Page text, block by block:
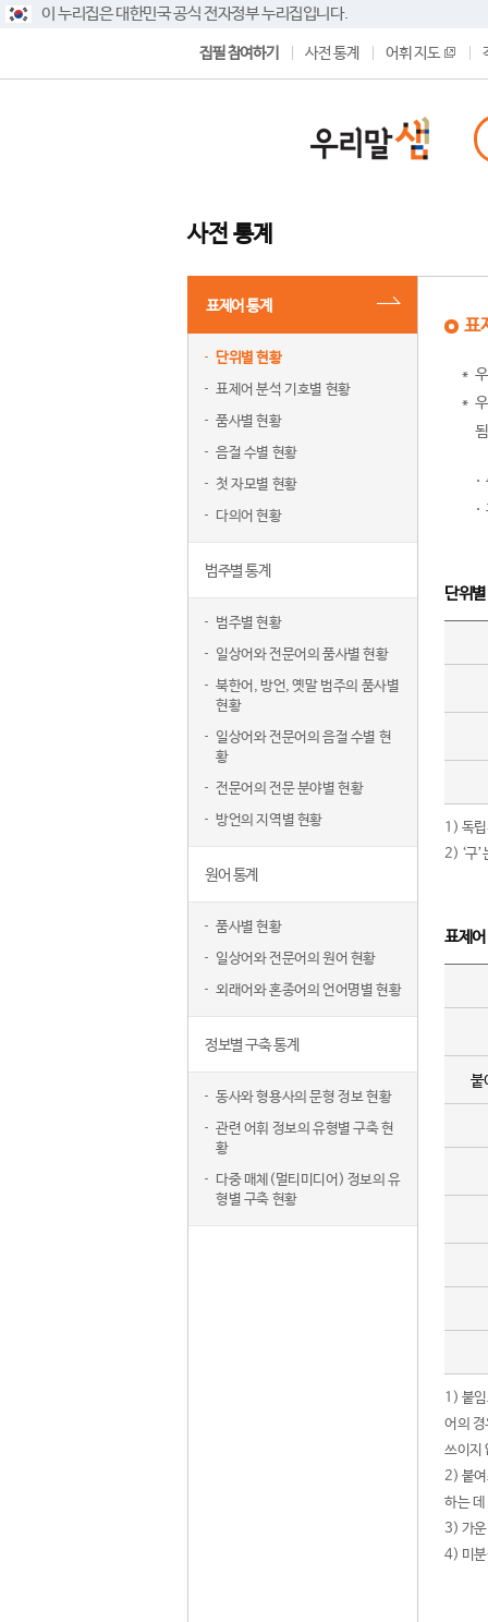
이 누리집은 대한민국 공식 전자정부 누리집입니다.
집필 참여하기 사전 통계 어휘 지도
사전 통계
표제어 통계
단위별 현황
표제어 분석 기호별 현황
품사별 현황
음절 수별 현황
첫 자모별 현황
다의어 현황
범주별 통계
범주별 현황
일상어와 전문어의 품사별 현황
북한어, 방언, 옛말 범주의 품사별
현황
일상어와 전문어의 음절 수별 현
황
전문어의 전문 분야별 현황
방언의 지역별 현황
원어 통계
품사별 현황
일상어와 전문어의 원어 현황
외래어와 혼종어의 언어명별 현황
정보별 구축 통계
동사와 형용사의 문형 정보 현황
관련 어휘 정보의 유형별 구축 현
황
다중 매체(멀티미디어) 정보의 유
형별 구축 현황
표
단위
1) 독립
2) ‘구
표제
붙
1) 붙
어의
쓰이지
2) 붙여
하는
3) 가운
4) 미분